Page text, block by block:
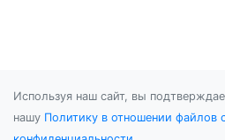
Используя наш сайт, вы
нашу Политику в отношении файлов